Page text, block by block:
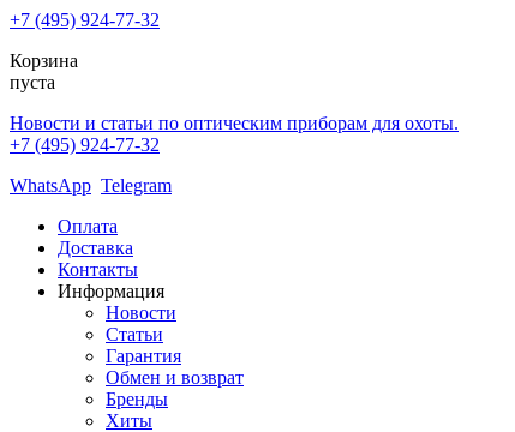
+7 (495) 924-77-32
Корзина
пуста
Новости и статьи по оптическим приборам для охоты.
+7 (495) 924-77-32
WhatsApp Telegram
Оплата
Доставка
Контакты
Информация
Новости
Статьи
Гарантия
Обмен и возврат
Бренды
Хиты